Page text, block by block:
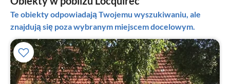
Te obiekty odpowiadają Twojemu wyszukiwaniu, ale
znajdują się poza wybranym miejscem docelowym.